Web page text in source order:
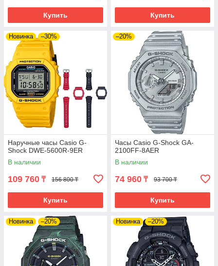
Купить Купить
Новинка –30%
Наручные часы Casio G-
Shock DWE-5600R-9ER
В наличии
109 760 ₸ 156 800 ₸
Купить
–20%
Часы Casio G-Shock GA-
2100FF-8AER
В наличии
74 960 ₸ 93 700 ₸
Купить
Новинка –20% Новинка –20%